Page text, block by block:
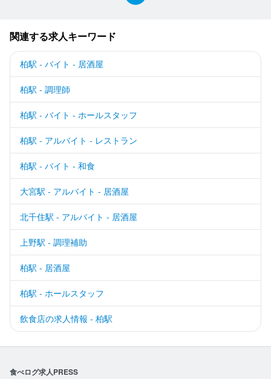
関連する求人キーワード
柏駅 - バイト - 居酒屋
柏駅 - 調理師
柏駅 - バイト - ホールスタッフ
柏駅 - アルバイト - レストラン
柏駅 - バイト - 和食
大宮駅 - アルバイト - 居酒屋
北千住駅 - アルバイト - 居酒屋
上野駅 - 調理補助
柏駅 - 居酒屋
柏駅 - ホールスタッフ
飲食店の求人情報 - 柏駅
食べログ求人PRESS